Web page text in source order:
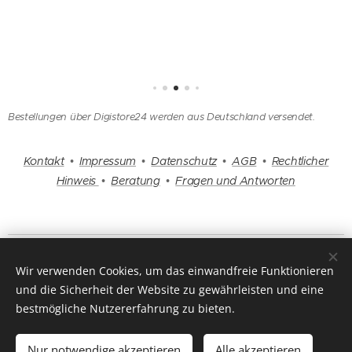
Zum Warenkorb hinzufügen
ohne
amiden
(diese
benötigt
Eigensch
aften
72
Bestellungen über Digistore24 werden aus Deutschland versendet.
Kontakt• Impressum •Datenschutz•AGB• Rechtlicher
Hinweis •Beratung•Fragen und Antworten
Copyright 2025 by
www.titanpyramide.de Cookies
Wir verwenden Cookies, um das einwandfreie Funktionieren
und die Sicherheit der Website zu gewährleisten und eine
bestmögliche Nutzererfahrung zu bieten.